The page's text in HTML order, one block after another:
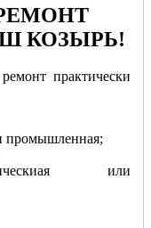
КОЗЫРЬ!
практически
промышленная;
или